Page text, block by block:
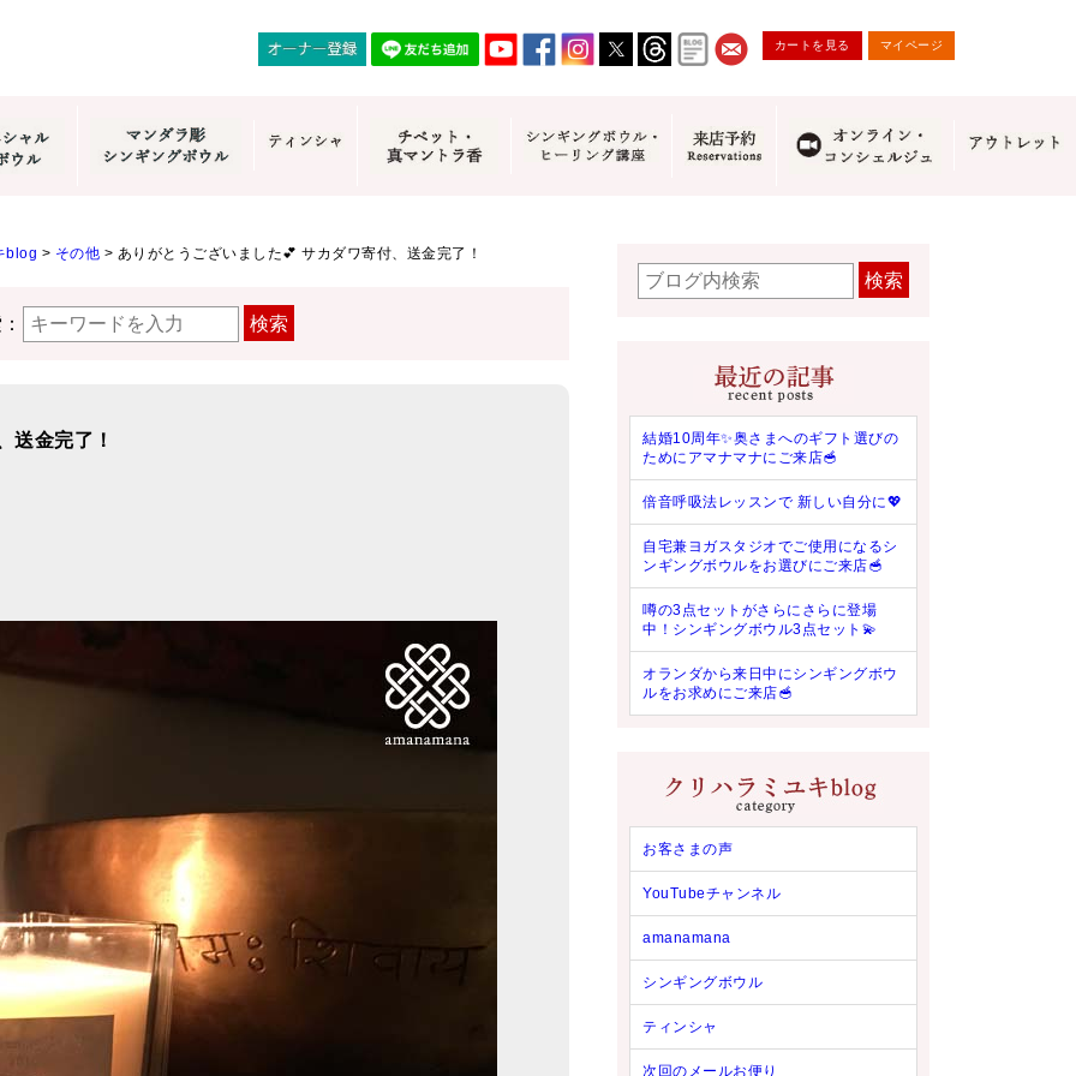
カートを見る マイページ
blog > その他 > ありがとうございました💕 サカダワ寄付、送金完了！
検索
送金完了！
検索
結婚10周年✨奥さまへのギフト選びの
ためにアマナマナにご来店🥣
倍音呼吸法レッスンで 新しい自分に💖
自宅兼ヨガスタジオでご使用になるシ
ンギングボウルをお選びにご来店🥣
噂の3点セットがさらにさらに登場
中！シンギングボウル3点セット💫
オランダから来日中にシンギングボウ
ルをお求めにご来店🥣
お客さまの声
YouTubeチャンネル
amanamana
シンギングボウル
ティンシャ
次回のメールお便り